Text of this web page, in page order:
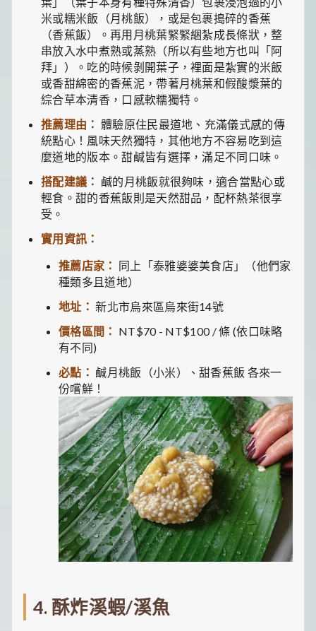
米或糯米飯（月桃飯），或是包裹搗碎的香蕉
（香蕉飯）。再用月桃葉緊緊綑紮成長條狀，整
串放入水中煮熟或蒸熟（所以有些地方也叫「阿
拜」）。吃的時候剝開葉子，裡面是紮實的米飯
或香甜綿密的香蕉泥，帶著月桃葉和假酸漿葉的
綜合草本清香，口感軟糯獨特。
推薦理由： 體驗原住民最道地、充滿儀式感的傳
統點心！風味天然獨特，其他地方不容易吃到這
麼道地的版本。甜鹹皆有選擇，滿足不同口味。
搭配建議： 鹹的月桃飯就很夠味，適合當點心或
輕食。甜的香蕉飯則是天然甜品，配杯熱茶很享
受。
實用資訊：
推薦店家： 同上「泰雅婆婆美食店」（他們家
種類多且道地）
地址： 新北市烏來區烏來街14號
價格區間： NT$70 - NT$100 / 條 (依口味略
有不同)
必點： 鹹月桃飯（小米）、甜香蕉飯 各來一
份嚐鮮！
4. 酥炸溪蝦/溪魚